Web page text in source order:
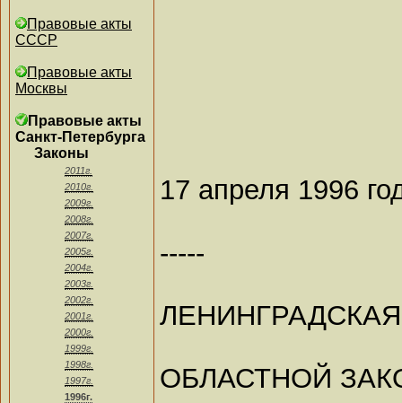
Правовые акты
СССР
Правовые акты
Москвы
Правовые акты
Санкт-Петербурга
Законы
2011г.
2010г.
2009г.
2008г.
2007г.
2005г.
2004г.
2003г.
2002г.
2001г.
2000г.
1999г.
1998г.
1997г.
1996г.
17 апреля 1996
-----
ОБЛАСТНОЙ